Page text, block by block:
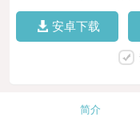
安卓下载
简介